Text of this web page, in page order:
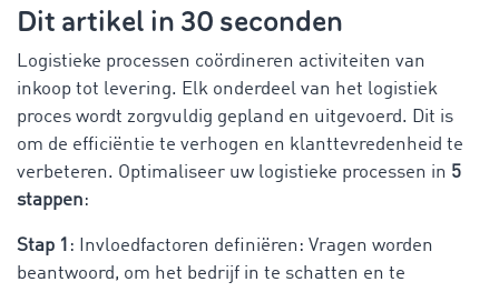
Dit artikel in 30 seconden
Logistieke processen coördineren activiteiten van
inkoop tot levering. Elk onderdeel van het logistiek
proces wordt zorgvuldig gepland en uitgevoerd. Dit is
om de efficiëntie te verhogen en klanttevredenheid te
verbeteren. Optimaliseer uw logistieke processen in 5
stappen:
Stap 1 : Invloedfactoren definiëren: Vragen worden
beantwoord, om het bedrijf in te schatten en te